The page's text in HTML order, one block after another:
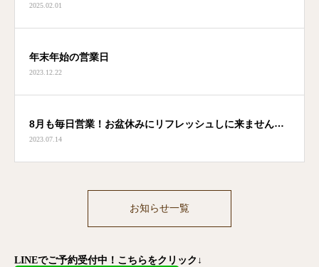
2025.02.01
年末年始の営業日
2023.12.22
8月も毎日営業！お盆休みにリフレッシュしに来ません
か？
2023.07.14
お知らせ一覧
LINEでご予約受付中！こちらをクリック↓